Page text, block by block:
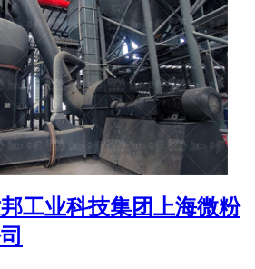
工业科技集团上海微粉